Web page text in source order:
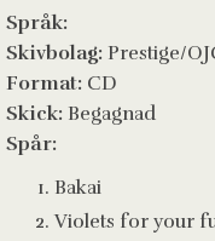
Språk:
Skivbolag: Prestige/
Format: CD
Skick: Begagnad
Spår:
Bakai
Violets for your